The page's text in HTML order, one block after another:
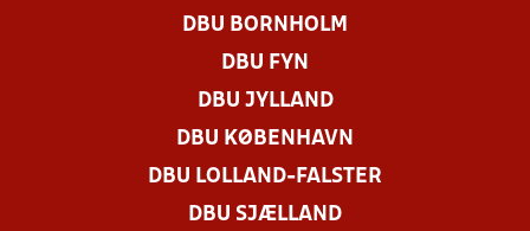
DBU BORNHOLM
DBU FYN
DBU JYLLAND
DBU KØBENHAVN
DBU LOLLAND-FALSTER
DBU SJÆLLAND